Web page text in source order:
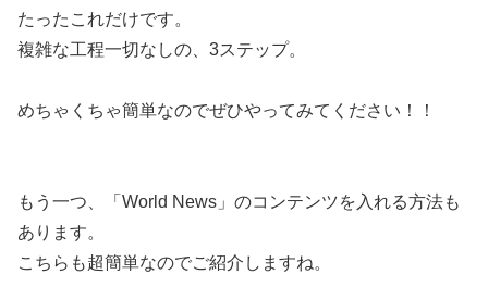
たったこれだけです。
複雑な工程一切なしの、3ステップ。
めちゃくちゃ簡単なのでぜひやってみてください！！
もう一つ、「World News」のコンテンツを入れる方法も
あります。
こちらも超簡単なのでご紹介しますね。